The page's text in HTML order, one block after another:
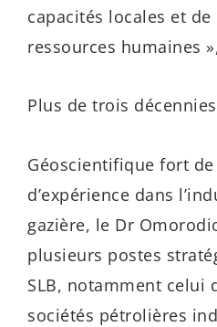
capacités locales et
ressources humaines
Plus de trois
Géoscientifique fort
d’expérience dans
gazière, le Dr
plusieurs postes
SLB, notamment celui
sociétés pétrolières